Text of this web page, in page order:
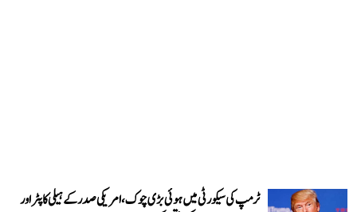
ٹرمپ کی سیکورٹی میں ہوئی بڑی چوک، امریکی صدر کے ہیلی کاپٹر اور